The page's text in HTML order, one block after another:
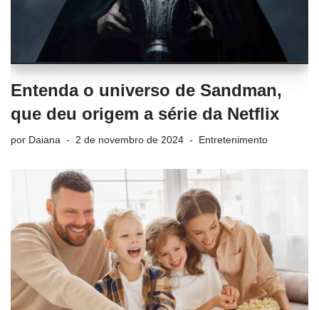
Entenda o universo de Sandman,
que deu origem a série da Netflix
por Daiana 2 de novembro de 2024 Entretenimento